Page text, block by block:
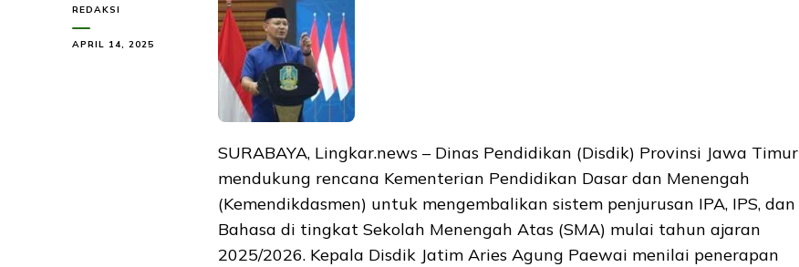
REDAKSI
APRIL 14, 2025
SURABAYA, Lingkar.news – Dinas Pendidikan (Disdik) Provinsi Jawa Timur
mendukung rencana Kementerian Pendidikan Dasar dan Menengah
(Kemendikdasmen) untuk mengembalikan sistem penjurusan IPA, IPS, dan
Bahasa di tingkat Sekolah Menengah Atas (SMA) mulai tahun ajaran
2025/2026. Kepala Disdik Jatim Aries Agung Paewai menilai penerapan